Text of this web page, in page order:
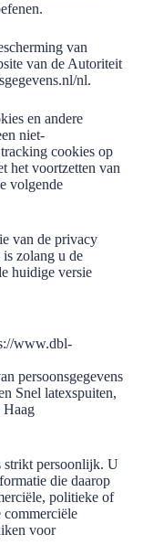
van
van de Autoriteit
nl.
en andere
niet-
cookies op
het voortzetten van
volgende
van de privacy
zolang u de
huidige versie
www.dbl-
persoonsgegevens
Snel latexspuiten,
Haag
strikt persoonlijk. U
die daarop
politieke of
voor